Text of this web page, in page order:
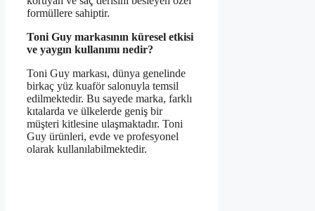
formüllere sahiptir.
Toni Guy markasının küresel etkisi
ve yaygın kullanımı nedir?
Toni Guy markası, dünya genelinde
birkaç yüz kuaför salonuyla temsil
edilmektedir. Bu sayede marka, farklı
kıtalarda ve ülkelerde geniş bir
müşteri kitlesine ulaşmaktadır. Toni
Guy ürünleri, evde ve profesyonel
olarak kullanılabilmektedir.